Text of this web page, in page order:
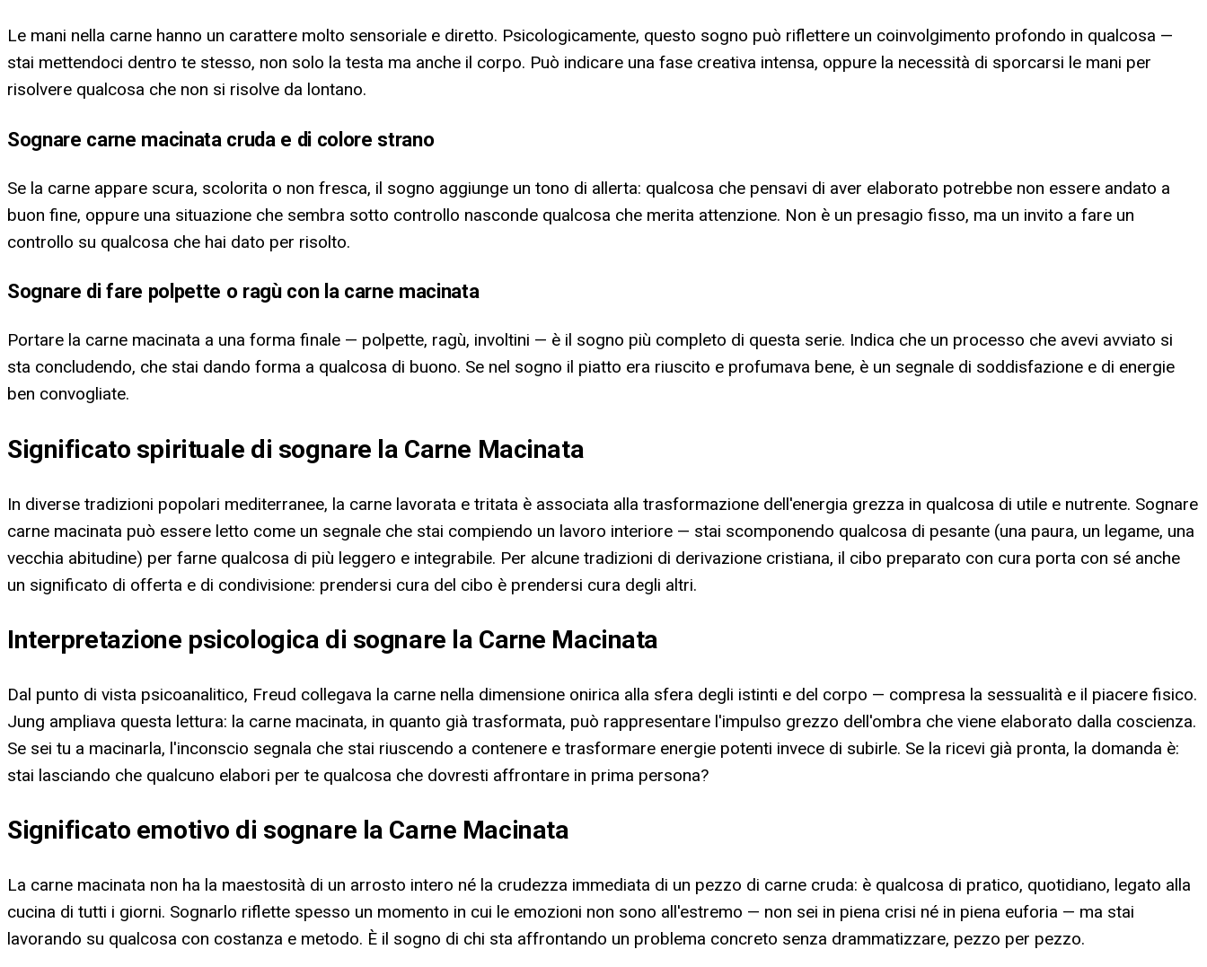
Le mani nella carne hanno un carattere molto sensoriale e diretto. Psicologicamente, questo sogno può riflettere un coinvolgimento profondo in qualcosa —
stai mettendoci dentro te stesso, non solo la testa ma anche il corpo. Può indicare una fase creativa intensa, oppure la necessità di sporcarsi le mani per
risolvere qualcosa che non si risolve da lontano.
Sognare carne macinata cruda e di colore strano
Se la carne appare scura, scolorita o non fresca, il sogno aggiunge un tono di allerta: qualcosa che pensavi di aver elaborato potrebbe non essere andato a
buon fine, oppure una situazione che sembra sotto controllo nasconde qualcosa che merita attenzione. Non è un presagio fisso, ma un invito a fare un
controllo su qualcosa che hai dato per risolto.
Sognare di fare polpette o ragù con la carne macinata
Portare la carne macinata a una forma finale — polpette, ragù, involtini — è il sogno più completo di questa serie. Indica che un processo che avevi avviato si
sta concludendo, che stai dando forma a qualcosa di buono. Se nel sogno il piatto era riuscito e profumava bene, è un segnale di soddisfazione e di energie
ben convogliate.
Significato spirituale di sognare la Carne Macinata
In diverse tradizioni popolari mediterranee, la carne lavorata e tritata è associata alla trasformazione dell'energia grezza in qualcosa di utile e nutrente. Sognare
carne macinata può essere letto come un segnale che stai compiendo un lavoro interiore — stai scomponendo qualcosa di pesante (una paura, un legame, una
vecchia abitudine) per farne qualcosa di più leggero e integrabile. Per alcune tradizioni di derivazione cristiana, il cibo preparato con cura porta con sé anche
un significato di offerta e di condivisione: prendersi cura del cibo è prendersi cura degli altri.
Interpretazione psicologica di sognare la Carne Macinata
Dal punto di vista psicoanalitico, Freud collegava la carne nella dimensione onirica alla sfera degli istinti e del corpo — compresa la sessualità e il piacere fisico.
Jung ampliava questa lettura: la carne macinata, in quanto già trasformata, può rappresentare l'impulso grezzo dell'ombra che viene elaborato dalla coscienza.
Se sei tu a macinarla, l'inconscio segnala che stai riuscendo a contenere e trasformare energie potenti invece di subirle. Se la ricevi già pronta, la domanda è:
stai lasciando che qualcuno elabori per te qualcosa che dovresti affrontare in prima persona?
Significato emotivo di sognare la Carne Macinata
La carne macinata non ha la maestosità di un arrosto intero né la crudezza immediata di un pezzo di carne cruda: è qualcosa di pratico, quotidiano, legato alla
cucina di tutti i giorni. Sognarlo riflette spesso un momento in cui le emozioni non sono all'estremo — non sei in piena crisi né in piena euforia — ma stai
lavorando su qualcosa con costanza e metodo. È il sogno di chi sta affrontando un problema concreto senza drammatizzare, pezzo per pezzo.